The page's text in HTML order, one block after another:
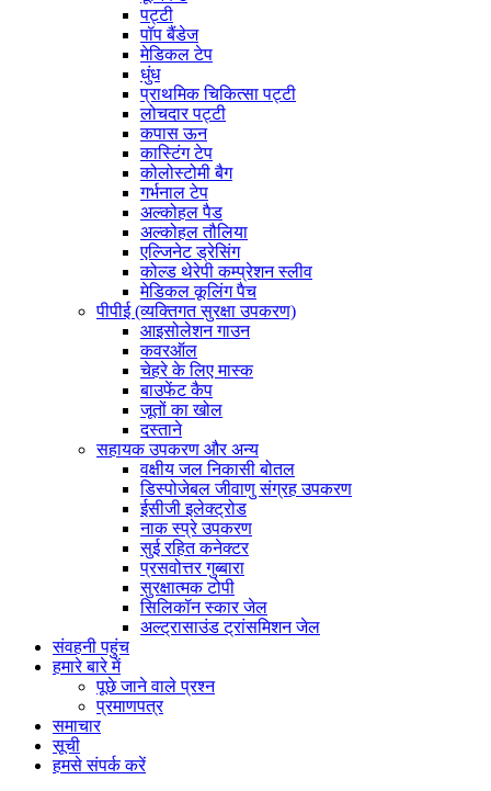
पट्टी
पॉप बैंडेज
मेडिकल टेप
धुंध
प्राथमिक चिकित्सा पट्टी
लोचदार पट्टी
कपास ऊन
कास्टिंग टेप
कोलोस्टोमी बैग
गर्भनाल टेप
अल्कोहल पैड
अल्कोहल तौलिया
एल्जिनेट ड्रेसिंग
कोल्ड थेरेपी कम्प्रेशन स्लीव
मेडिकल कूलिंग पैच
पीपीई (व्यक्तिगत सुरक्षा उपकरण)
आइसोलेशन गाउन
कवरऑल
चेहरे के लिए मास्क
बाउफेंट कैप
जूतों का खोल
दस्ताने
सहायक उपकरण और अन्य
वक्षीय जल निकासी बोतल
डिस्पोजेबल जीवाणु संग्रह उपकरण
ईसीजी इलेक्ट्रोड
नाक स्प्रे उपकरण
सुई रहित कनेक्टर
प्रसवोत्तर गुब्बारा
सुरक्षात्मक टोपी
सिलिकॉन स्कार जेल
अल्ट्रासाउंड ट्रांसमिशन जेल
संवहनी पहुंच
हमारे बारे में
पूछे जाने वाले प्रश्न
प्रमाणपत्र
समाचार
सूची
हमसे संपर्क करें